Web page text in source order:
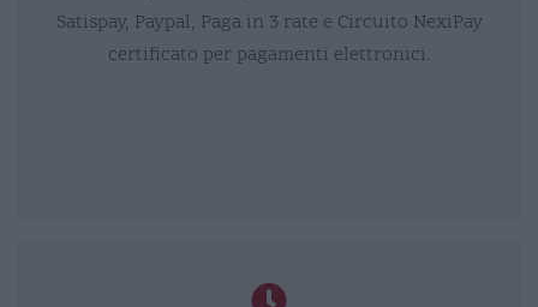
Satispay, Paypal, Paga in 3 rate e Circuito NexiPay
certificato per pagamenti elettronici.